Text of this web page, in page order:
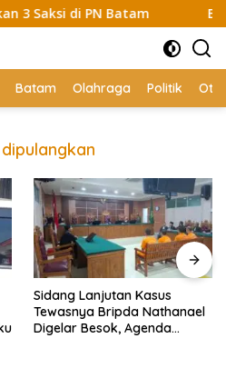
di PN Batam Balita
Batam Olahraga Politik
Sidang Lanjutan Kasus
Tewasnya Bripda Nathanael
Digelar Besok, Agenda